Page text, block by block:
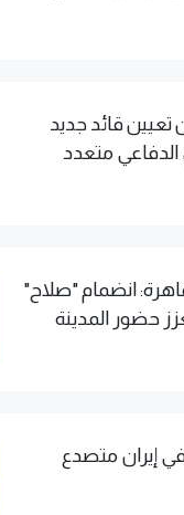
تعيين قائد جديد
الدفاعي متعدد
انضمام "صلاح"
حضور المدينة
إيران متصدع